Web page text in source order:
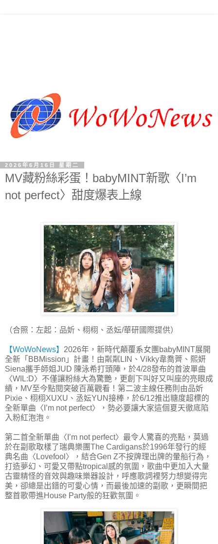
2026年6月16日 星期二
MV藏粉絲彩蛋！babyMINT新歌〈I’m
not perfect〉甜度爆表上線
（合照：左起：品妡、栩栩、丞妘/華研國際提供）
【WoWoNews】 2026年，新時代顛覆系女團babyMINT展開
全新「BBMission」計畫！由粼粼LIN、Vikky韋喬薺、熙妍
Siena攜手師姐JUD 陳泳希打頭陣，於4/28發布的首波單曲
〈WIL:D〉不僅讓粉絲大為驚艷，更創下叫好又叫座的亮眼成
績，MV至今點閱突破百萬觀看！第二波主線任務則由品妡
Pixie、栩栩XUXU、丞妘YUN接棒，於6/12推出糖度超標的
全新單曲〈I’m not perfect〉，勢必要讓大家這個夏天徹底陷
入粉紅泡泡。
第二首全新單曲〈I’m not perfect〉最令人驚喜的亮點，莫過
於在副歌取樣了瑞典樂團The Cardigans於1996年發行的經
典名曲〈Lovefool〉，結合Gen Z不按牌理出牌的暈船行為，
打造夢幻、可愛又帶點tropical感的氛圍，歌曲中更加入大量
古靈精怪的音效與趣味樂器設計，呼應歌詞裡努力想變得完
美，卻總是出錯的可愛心情，而最後加速的副歌，更瞬間把
整首歌帶進House Party般的狂歡氛圍。